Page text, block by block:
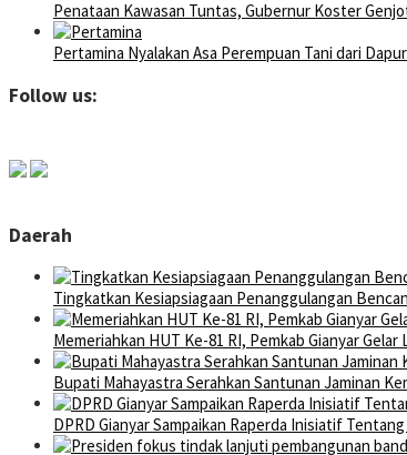
Penataan Kawasan Tuntas, Gubernur Koster
Pertamina Nyalakan Asa Perempuan Tani dari
Follow us:
Daerah
Tingkatkan Kesiapsiagaan Penanggulangan
Memeriahkan HUT Ke-81 RI, Pemkab Gianyar
Bupati Mahayastra Serahkan Santunan Jaminan
DPRD Gianyar Sampaikan Raperda Inisiatif